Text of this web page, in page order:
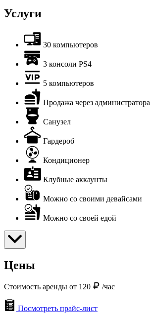
Услуги
30 компьютеров
3 консоли PS4
5 компьютеров
Продажа через администратора
Санузел
Гардероб
Кондиционер
Клубные аккаунты
Можно со своими девайсами
Можно со своей едой
Цены
Стоимость аренды от 120 /час
Посмотреть прайс-лист